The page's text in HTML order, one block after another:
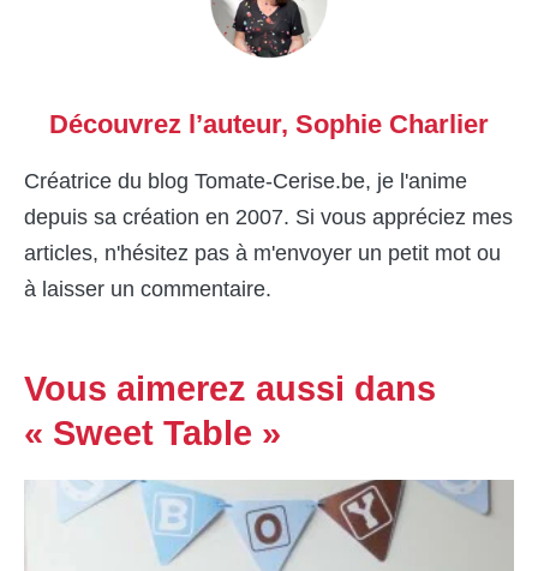
Découvrez l’auteur, Sophie Charlier
Créatrice du blog Tomate-Cerise.be, je l'anime
depuis sa création en 2007. Si vous appréciez mes
articles, n'hésitez pas à m'envoyer un petit mot ou
à laisser un commentaire.
Vous aimerez aussi dans
« Sweet Table »